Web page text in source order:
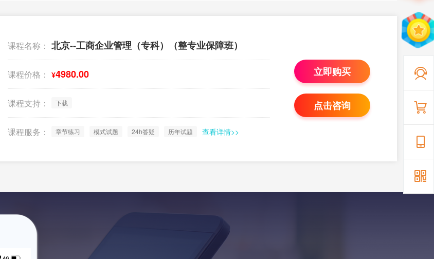
课程名称： 北京--工商企业管理（专科）（整专业保障班）
课程价格： ¥4980.00
课程支持： 下载
课程服务： 章节练习 模式试题 24h答疑 历年试题 查看详情>>
立即购买
点击咨询